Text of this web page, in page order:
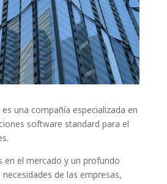
una compañía especializada en
software standard para el
en el mercado y un profundo
de las empresas,